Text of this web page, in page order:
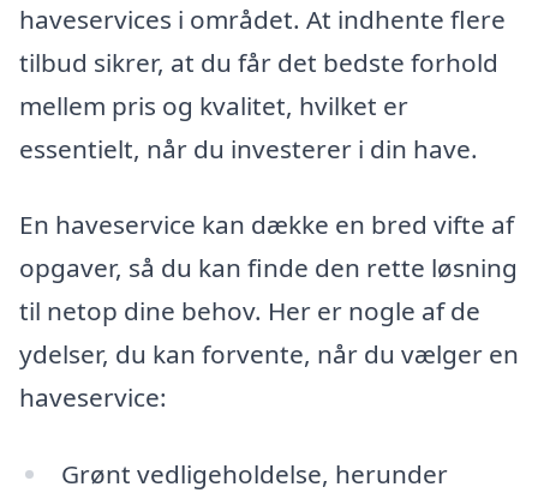
haveservices i området. At indhente flere
tilbud sikrer, at du får det bedste forhold
mellem pris og kvalitet, hvilket er
essentielt, når du investerer i din have.
En haveservice kan dække en bred vifte af
opgaver, så du kan finde den rette løsning
til netop dine behov. Her er nogle af de
ydelser, du kan forvente, når du vælger en
haveservice:
Grønt vedligeholdelse, herunder